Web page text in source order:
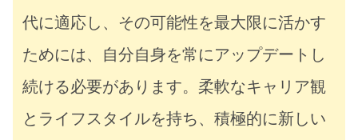
代に適応し、その可能性を最大限に活かす
ためには、自分自身を常にアップデートし
続ける必要があります。柔軟なキャリア観
とライフスタイルを持ち、積極的に新しい